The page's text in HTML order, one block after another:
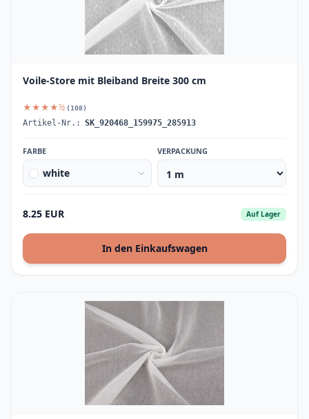
Voile-Store mit Bleiband Breite 300 cm
★★★★½ (108)
Artikel-Nr.: SK_920468_159975_285913
FARBE
white
VERPACKUNG
8.25 EUR Auf Lager
In den Einkaufswagen